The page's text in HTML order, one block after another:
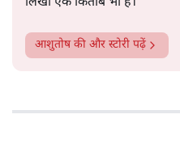
आशुतोषकी और स्टोरी पढ़ें